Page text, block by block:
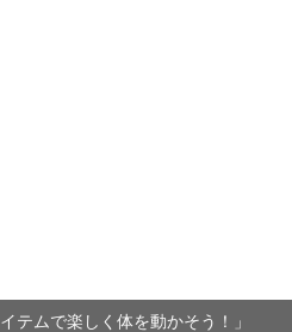
テムで楽しく体を動かそう！」